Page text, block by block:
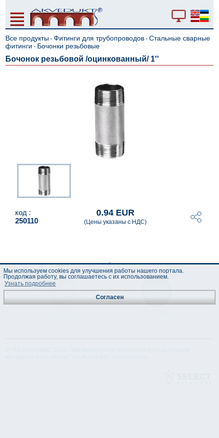
Все продукты -Фитинги для трубопроводов -Стальные сварные
фитинги - Бочонки резьбовые
Бочонок резьбовой /оцинкованный/ 1''
код :
250110
0.94 EUR
(Цены указаны с НДС)
Мы используем cookies для улучшения работы нашего портала.
Продолжая работу, вы соглашаетесь с их использованием.
Узнать подробнее
Согласен